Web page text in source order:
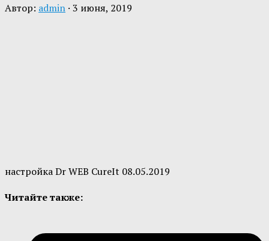
Автор: admin · 3 июня, 2019
настройка Dr WEB CureIt 08.05.2019
Читайте также: